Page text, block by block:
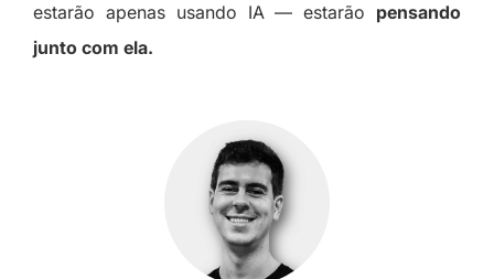
estarão apenas usando IA — estarão pensando
junto com ela.